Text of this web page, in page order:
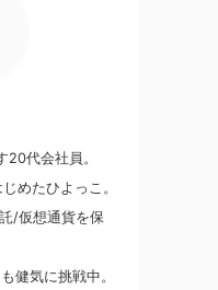
20代会社員。
めたひよっこ。
/仮想通貨を保
健気に挑戦中。